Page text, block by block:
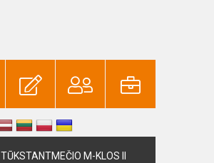
TŪKSTANTMEČIO M-KLOS II